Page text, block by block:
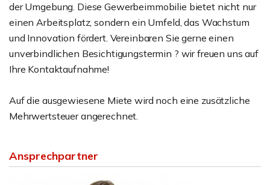
der Umgebung. Diese Gewerbeimmobilie bietet nicht nur
einen Arbeitsplatz, sondern ein Umfeld, das Wachstum
und Innovation fördert. Vereinbaren Sie gerne einen
unverbindlichen Besichtigungstermin ? wir freuen uns auf
Ihre Kontaktaufnahme!
Auf die ausgewiesene Miete wird noch eine zusätzliche
Mehrwertsteuer angerechnet.
Ansprechpartner